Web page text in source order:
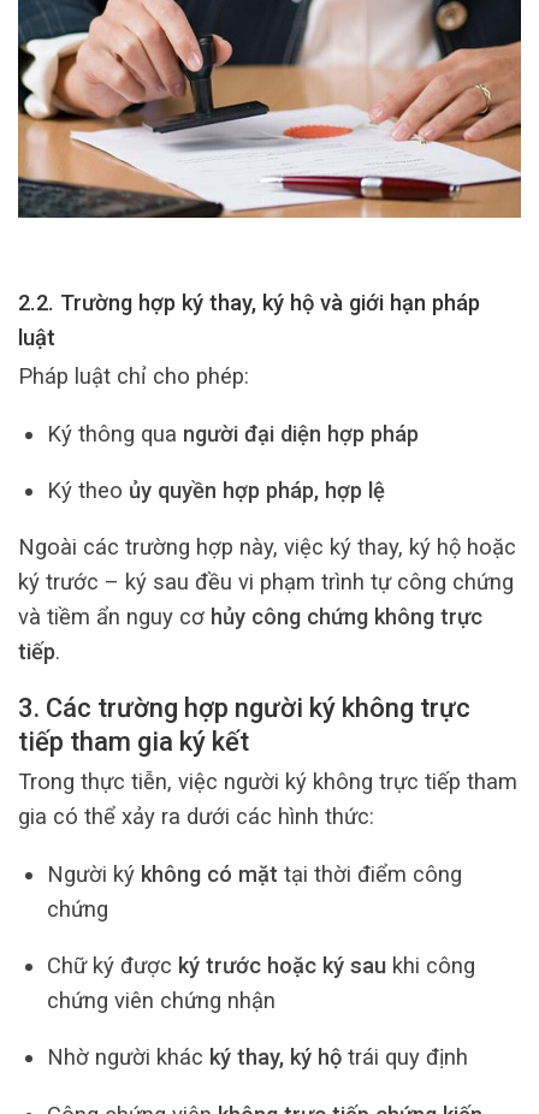
2.2. Trường hợp ký thay, ký hộ và giới hạn pháp
luật
Pháp luật chỉ cho phép:
Ký thông qua người đại diện hợp pháp
Ký theo ủy quyền hợp pháp, hợp lệ
Ngoài các trường hợp này, việc ký thay, ký hộ hoặc
ký trước – ký sau đều vi phạm trình tự công chứng
và tiềm ẩn nguy cơ hủy công chứng không trực
tiếp.
3. Các trường hợp người ký không trực
tiếp tham gia ký kết
Trong thực tiễn, việc người ký không trực tiếp tham
gia có thể xảy ra dưới các hình thức:
Người ký không có mặt tại thời điểm công
chứng
Chữ ký được ký trước hoặc ký saukhi công
chứng viên chứng nhận
Nhờ người khác ký thay, ký hộtrái quy định